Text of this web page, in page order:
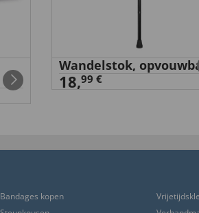
Wandelstok,
18,99 €
Bandages kopen